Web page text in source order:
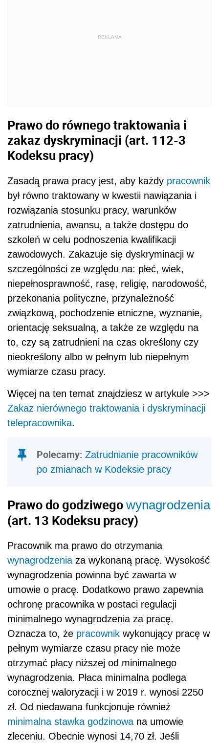
REKLAMA
Prawo do równego traktowania i
zakaz dyskryminacji (art. 112-3
Kodeksu pracy)
Zasadą prawa pracy jest, aby każdy pracownik
był równo traktowany w kwestii nawiązania i
rozwiązania stosunku pracy, warunków
zatrudnienia, awansu, a także dostępu do
szkoleń w celu podnoszenia kwalifikacji
zawodowych. Zakazuje się dyskryminacji w
szczególności ze względu na: płeć, wiek,
niepełnosprawność, rasę, religię, narodowość,
przekonania polityczne, przynależność
związkową, pochodzenie etniczne, wyznanie,
orientację seksualną, a także ze względu na
to, czy są zatrudnieni na czas określony czy
nieokreślony albo w pełnym lub niepełnym
wymiarze czasu pracy.
Więcej na ten temat znajdziesz w artykule >>>
Zakaz nierównego traktowania i dyskryminacji
telepracownika.
Polecamy: Zatrudnianie pracowników
po zmianach w Kodeksie pracy
Prawo do godziwego wynagrodzenia
(art. 13 Kodeksu pracy)
Pracownik ma prawo do otrzymania
wynagrodzenia za wykonaną pracę. Wysokość
wynagrodzenia powinna być zawarta w
umowie o pracę. Dodatkowo prawo zapewnia
ochronę pracownika w postaci regulacji
minimalnego wynagrodzenia za pracę.
Oznacza to, że pracownik wykonujący pracę w
pełnym wymiarze czasu pracy nie może
otrzymać płacy niższej od minimalnego
wynagrodzenia. Płaca minimalna podlega
corocznej waloryzacji i w 2019 r. wynosi 2250
zł. Od niedawana funkcjonuje również
minimalna stawka godzinowa na umowie
zleceniu. Obecnie wynosi 14,70 zł. Jeśli